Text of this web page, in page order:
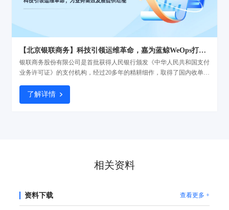
【北京银联商务】科技引领运维革命，嘉为蓝鲸WeOps打造运维新底座
银联商务股份有限公司是首批获得人民银行颁发《中华人民共和国支付
业务许可证》的支付机构，经过20多年的精耕细作，取得了国内收单机
为银联商务子公司的北京银联商务有限公司（以下简称“北京银联商
务”）正加快推进各项数字基础设施建设，不断夯实“科技银商”基座，
了解详情
相关资料
资料下载 查看更多 +